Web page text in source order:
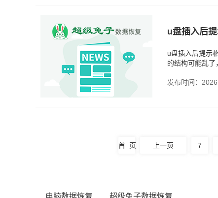
u盘插入后
u盘插入后提示
的结构可能乱了
发布时间：
首 页 上一页 7
电脑数据恢复 超级兔子数据恢复